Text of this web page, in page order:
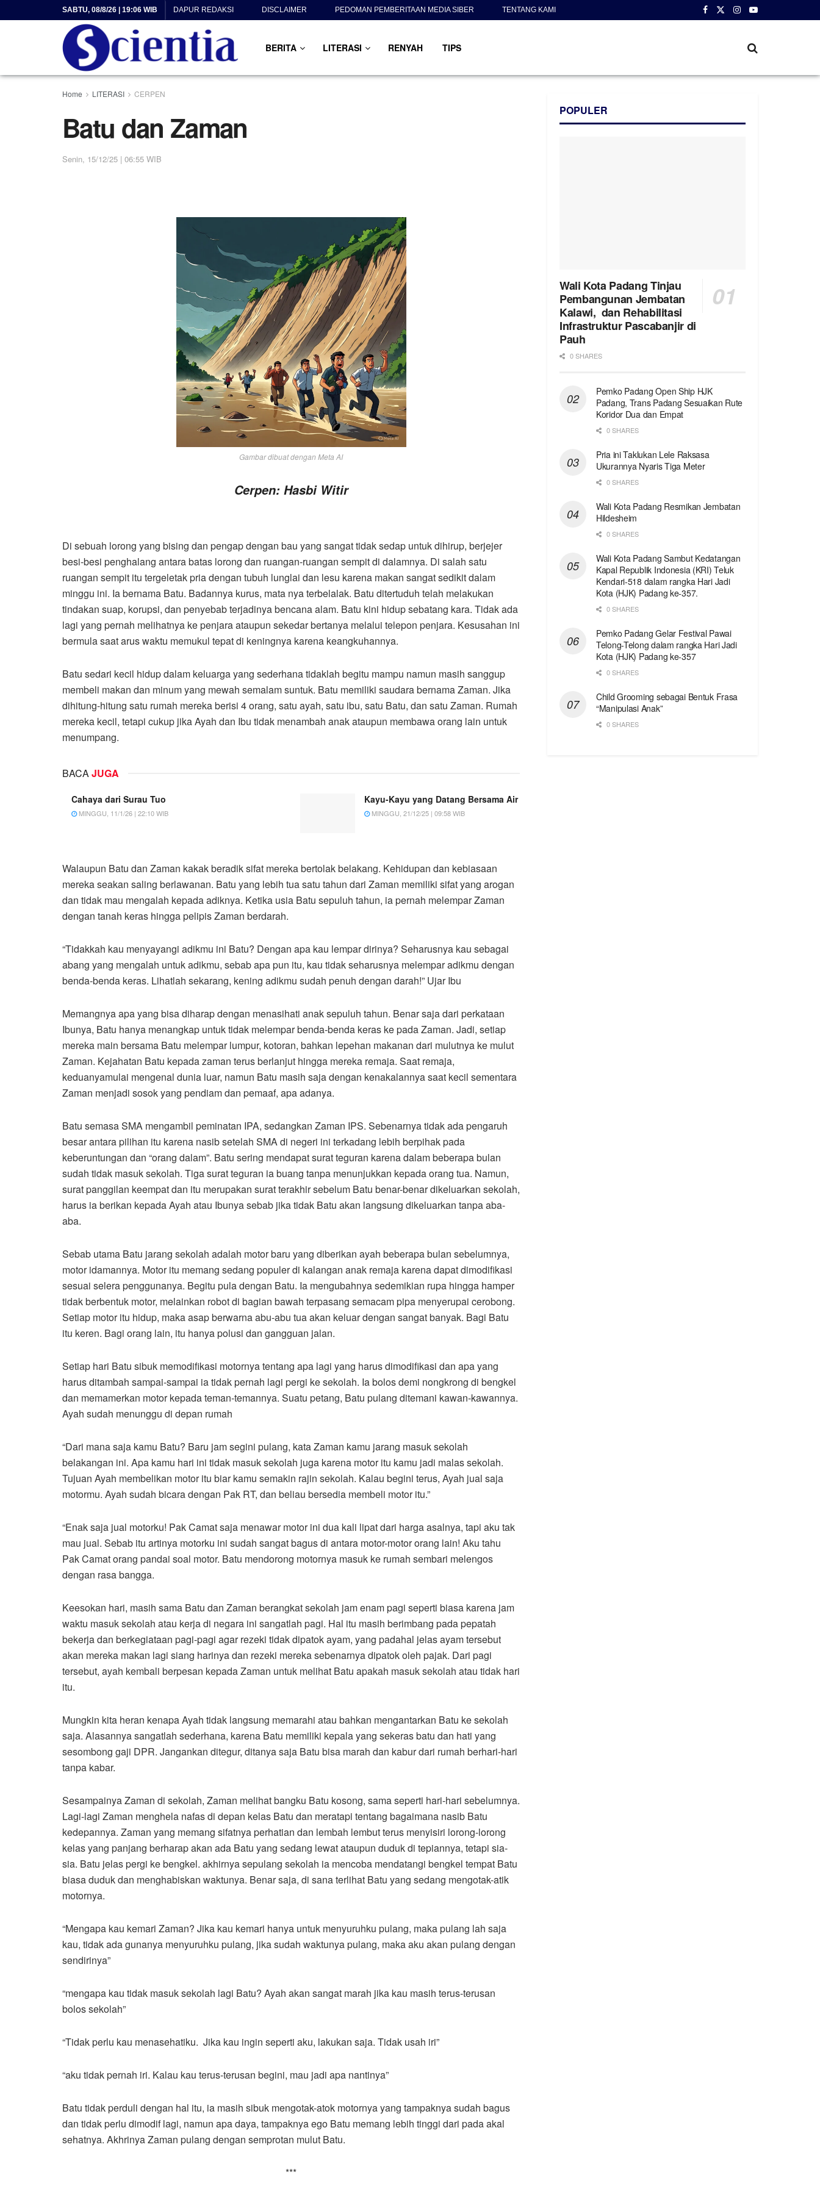
SABTU, 08/8/26 | 19:06 WIB DAPUR REDAKSI DISCLAIMER PEDOMAN PEMBERITAAN MEDIA SIBER TENTANG KAMI
BERITA LITERASI RENYAH TIPS
Home LITERASI CERPEN
Batu dan Zaman
Senin, 15/12/25 | 06:55 WIB
Gambar dibuat dengan Meta AI
Cerpen: Hasbi Witir
Di sebuah lorong yang bising dan pengap dengan bau yang sangat tidak sedap untuk dihirup, berjejer
besi-besi penghalang antara batas lorong dan ruangan-ruangan sempit di dalamnya. Di salah satu
ruangan sempit itu tergeletak pria dengan tubuh lunglai dan lesu karena makan sangat sedikit dalam
minggu ini. Ia bernama Batu. Badannya kurus, mata nya terbelalak. Batu ditertuduh telah melakukan
tindakan suap, korupsi, dan penyebab terjadinya bencana alam. Batu kini hidup sebatang kara. Tidak ada
lagi yang pernah melihatnya ke penjara ataupun sekedar bertanya melalui telepon penjara. Kesusahan ini
bermula saat arus waktu memukul tepat di keningnya karena keangkuhannya.
Batu sedari kecil hidup dalam keluarga yang sederhana tidaklah begitu mampu namun masih sanggup
membeli makan dan minum yang mewah semalam suntuk. Batu memiliki saudara bernama Zaman. Jika
dihitung-hitung satu rumah mereka berisi 4 orang, satu ayah, satu ibu, satu Batu, dan satu Zaman. Rumah
mereka kecil, tetapi cukup jika Ayah dan Ibu tidak menambah anak ataupun membawa orang lain untuk
menumpang.
BACAJUGA
Cahaya dari Surau Tuo
MINGGU, 11/1/26 | 22:10 WIB
Kayu-Kayu yang Datang Bersama Air
MINGGU, 21/12/25 | 09:58 WIB
Walaupun Batu dan Zaman kakak beradik sifat mereka bertolak belakang. Kehidupan dan kebiasaan
mereka seakan saling berlawanan. Batu yang lebih tua satu tahun dari Zaman memiliki sifat yang arogan
dan tidak mau mengalah kepada adiknya. Ketika usia Batu sepuluh tahun, ia pernah melempar Zaman
dengan tanah keras hingga pelipis Zaman berdarah.
“Tidakkah kau menyayangi adikmu ini Batu? Dengan apa kau lempar dirinya? Seharusnya kau sebagai
abang yang mengalah untuk adikmu, sebab apa pun itu, kau tidak seharusnya melempar adikmu dengan
benda-benda keras. Lihatlah sekarang, kening adikmu sudah penuh dengan darah!” Ujar Ibu
Memangnya apa yang bisa diharap dengan menasihati anak sepuluh tahun. Benar saja dari perkataan
Ibunya, Batu hanya menangkap untuk tidak melempar benda-benda keras ke pada Zaman. Jadi, setiap
mereka main bersama Batu melempar lumpur, kotoran, bahkan lepehan makanan dari mulutnya ke mulut
Zaman. Kejahatan Batu kepada zaman terus berlanjut hingga mereka remaja. Saat remaja,
keduanyamulai mengenal dunia luar, namun Batu masih saja dengan kenakalannya saat kecil sementara
Zaman menjadi sosok yang pendiam dan pemaaf, apa adanya.
Batu semasa SMA mengambil peminatan IPA, sedangkan Zaman IPS. Sebenarnya tidak ada pengaruh
besar antara pilihan itu karena nasib setelah SMA di negeri ini terkadang lebih berpihak pada
keberuntungan dan “orang dalam”. Batu sering mendapat surat teguran karena dalam beberapa bulan
sudah tidak masuk sekolah. Tiga surat teguran ia buang tanpa menunjukkan kepada orang tua. Namun,
surat panggilan keempat dan itu merupakan surat terakhir sebelum Batu benar-benar dikeluarkan sekolah,
harus ia berikan kepada Ayah atau Ibunya sebab jika tidak Batu akan langsung dikeluarkan tanpa aba-
aba.
Sebab utama Batu jarang sekolah adalah motor baru yang diberikan ayah beberapa bulan sebelumnya,
motor idamannya. Motor itu memang sedang populer di kalangan anak remaja karena dapat dimodifikasi
sesuai selera penggunanya. Begitu pula dengan Batu. Ia mengubahnya sedemikian rupa hingga hamper
tidak berbentuk motor, melainkan robot di bagian bawah terpasang semacam pipa menyerupai cerobong.
Setiap motor itu hidup, maka asap berwarna abu-abu tua akan keluar dengan sangat banyak. Bagi Batu
itu keren. Bagi orang lain, itu hanya polusi dan gangguan jalan.
Setiap hari Batu sibuk memodifikasi motornya tentang apa lagi yang harus dimodifikasi dan apa yang
harus ditambah sampai-sampai ia tidak pernah lagi pergi ke sekolah. Ia bolos demi nongkrong di bengkel
dan memamerkan motor kepada teman-temannya. Suatu petang, Batu pulang ditemani kawan-kawannya.
Ayah sudah menunggu di depan rumah
“Dari mana saja kamu Batu? Baru jam segini pulang, kata Zaman kamu jarang masuk sekolah
belakangan ini. Apa kamu hari ini tidak masuk sekolah juga karena motor itu kamu jadi malas sekolah.
Tujuan Ayah membelikan motor itu biar kamu semakin rajin sekolah. Kalau begini terus, Ayah jual saja
motormu. Ayah sudah bicara dengan Pak RT, dan beliau bersedia membeli motor itu.”
“Enak saja jual motorku! Pak Camat saja menawar motor ini dua kali lipat dari harga asalnya, tapi aku tak
mau jual. Sebab itu artinya motorku ini sudah sangat bagus di antara motor-motor orang lain! Aku tahu
Pak Camat orang pandai soal motor. Batu mendorong motornya masuk ke rumah sembari melengos
dengan rasa bangga.
Keesokan hari, masih sama Batu dan Zaman berangkat sekolah jam enam pagi seperti biasa karena jam
waktu masuk sekolah atau kerja di negara ini sangatlah pagi. Hal itu masih berimbang pada pepatah
bekerja dan berkegiataan pagi-pagi agar rezeki tidak dipatok ayam, yang padahal jelas ayam tersebut
akan mereka makan lagi siang harinya dan rezeki mereka sebenarnya dipatok oleh pajak. Dari pagi
tersebut, ayah kembali berpesan kepada Zaman untuk melihat Batu apakah masuk sekolah atau tidak hari
itu.
Mungkin kita heran kenapa Ayah tidak langsung memarahi atau bahkan mengantarkan Batu ke sekolah
saja. Alasannya sangatlah sederhana, karena Batu memiliki kepala yang sekeras batu dan hati yang
sesombong gaji DPR. Jangankan ditegur, ditanya saja Batu bisa marah dan kabur dari rumah berhari-hari
tanpa kabar.
Sesampainya Zaman di sekolah, Zaman melihat bangku Batu kosong, sama seperti hari-hari sebelumnya.
Lagi-lagi Zaman menghela nafas di depan kelas Batu dan meratapi tentang bagaimana nasib Batu
kedepannya. Zaman yang memang sifatnya perhatian dan lembah lembut terus menyisiri lorong-lorong
kelas yang panjang berharap akan ada Batu yang sedang lewat ataupun duduk di tepiannya, tetapi sia-
sia. Batu jelas pergi ke bengkel. akhirnya sepulang sekolah ia mencoba mendatangi bengkel tempat Batu
biasa duduk dan menghabiskan waktunya. Benar saja, di sana terlihat Batu yang sedang mengotak-atik
motornya.
“Mengapa kau kemari Zaman? Jika kau kemari hanya untuk menyuruhku pulang, maka pulang lah saja
kau, tidak ada gunanya menyuruhku pulang, jika sudah waktunya pulang, maka aku akan pulang dengan
sendirinya”
“mengapa kau tidak masuk sekolah lagi Batu? Ayah akan sangat marah jika kau masih terus-terusan
bolos sekolah”
“Tidak perlu kau menasehatiku. Jika kau ingin seperti aku, lakukan saja. Tidak usah iri”
“aku tidak pernah iri. Kalau kau terus-terusan begini, mau jadi apa nantinya”
Batu tidak perduli dengan hal itu, ia masih sibuk mengotak-atok motornya yang tampaknya sudah bagus
dan tidak perlu dimodif lagi, namun apa daya, tampaknya ego Batu memang lebih tinggi dari pada akal
sehatnya. Akhrinya Zaman pulang dengan semprotan mulut Batu.
***
POPULER
Wali Kota Padang Tinjau
Pembangunan Jembatan
Kalawi, dan Rehabilitasi
Infrastruktur Pascabanjir di
Pauh
0 SHARES
Pemko Padang Open Ship HJK
Padang, Trans Padang Sesuaikan Rute
Koridor Dua dan Empat
0 SHARES
Pria ini Taklukan Lele Raksasa
Ukurannya Nyaris Tiga Meter
0 SHARES
Wali Kota Padang Resmikan Jembatan
Hildesheim
0 SHARES
Wali Kota Padang Sambut Kedatangan
Kapal Republik Indonesia (KRI) Teluk
Kendari-518 dalam rangka Hari Jadi
Kota (HJK) Padang ke-357.
0 SHARES
Pemko Padang Gelar Festival Pawai
Telong-Telong dalam rangka Hari Jadi
Kota (HJK) Padang ke-357
0 SHARES
Child Grooming sebagai Bentuk Frasa
“Manipulasi Anak”
0 SHARES